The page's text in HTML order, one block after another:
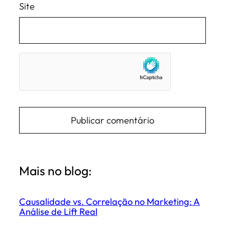
Site
Mais no blog:
Causalidade vs. Correlação no Marketing: A
Análise de Lift Real